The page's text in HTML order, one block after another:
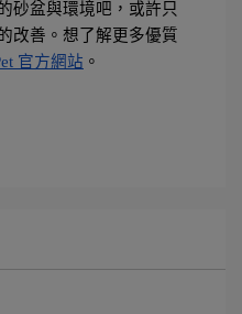
砂盆與環境吧，或許只
改善。想了解更多優質
官方網站 。